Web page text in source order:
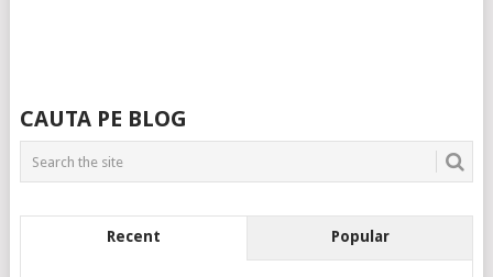
CAUTA PE BLOG
Recent Popular